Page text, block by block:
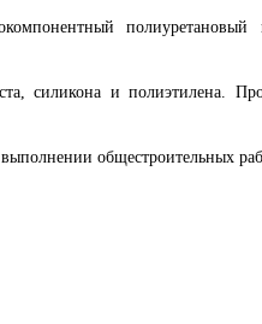
полиуретановый
силикона и полиэтилена.
общестроительных